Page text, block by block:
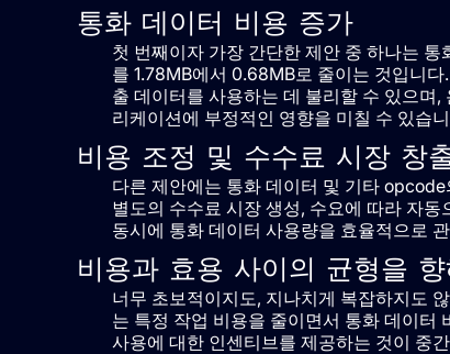
통화 데이터 비용 증가
첫 번째이자 가장 간단한 제안 중 하나는
를 1.78MB에서 0.68MB로 줄이는 것입니
출 데이터를 사용하는 데 불리할 수 있으며
리케이션에 부정적인 영향을 미칠 수 있습
비용 조정 및 수수료 시장 창
다른 제안에는 통화 데이터 및 기타
별도의 수수료 시장 생성, 수요에 따라 자
동시에 통화 데이터 사용량을 효율적으로
비용과 효용 사이의 균형을
너무 초보적이지도, 지나치게 복잡하지도
는 특정 작업 비용을 줄이면서 통화 데이
사용에 대한 인센티브를 제공하는 것이 중